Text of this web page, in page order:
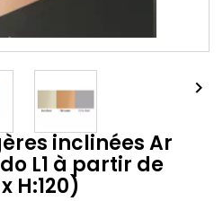

inclinées Ar
L1 à partir de
H:120)